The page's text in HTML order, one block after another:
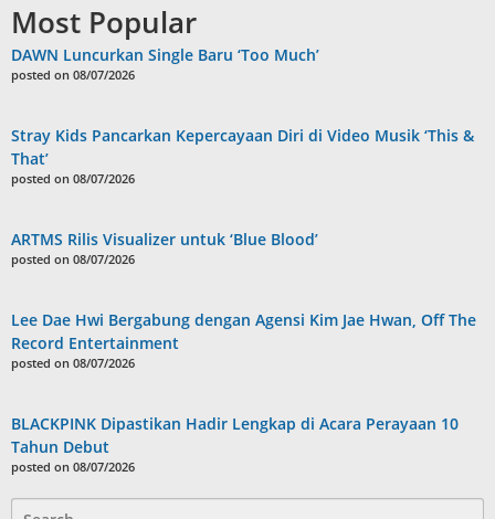
Most Popular
DAWN Luncurkan Single Baru ‘Too Much’
posted on 08/07/2026
Stray Kids Pancarkan Kepercayaan Diri di Video Musik ‘This &
That’
posted on 08/07/2026
ARTMS Rilis Visualizer untuk ‘Blue Blood’
posted on 08/07/2026
Lee Dae Hwi Bergabung dengan Agensi Kim Jae Hwan, Off The
Record Entertainment
posted on 08/07/2026
BLACKPINK Dipastikan Hadir Lengkap di Acara Perayaan 10
Tahun Debut
posted on 08/07/2026